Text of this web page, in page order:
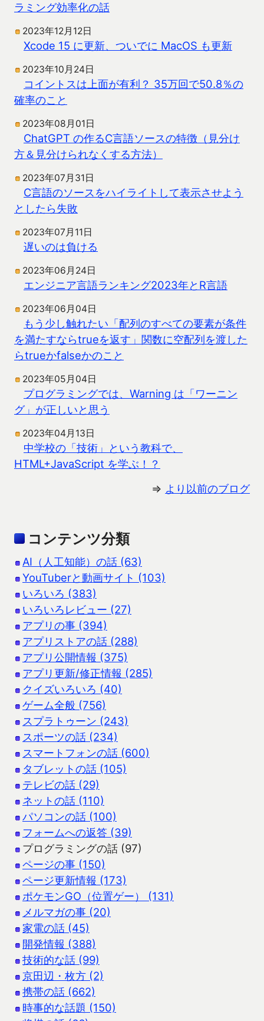
ラミング効率化の話
2023年12月12日
Xcode 15 に更新、ついでに MacOS も更新
2023年10月24日
コイントスは上面が有利？ 35万回で50.8％の
確率のこと
2023年08月01日
ChatGPT の作るC言語ソースの特徴（見分け
方＆見分けられなくする方法）
2023年07月31日
C言語のソースをハイライトして表示させよう
としたら失敗
2023年07月11日
遅いのは負ける
2023年06月24日
エンジニア言語ランキング2023年とR言語
2023年06月04日
もう少し触れたい「配列のすべての要素が条件
を満たすならtrueを返す」関数に空配列を渡した
らtrueかfalseかのこと
2023年05月04日
プログラミングでは、Warning は「ワーニン
グ」が正しいと思う
2023年04月13日
中学校の「技術」という教科で、
HTML+JavaScript を学ぶ！？
⇒ より以前のブログ
コンテンツ分類
AI（人工知能）の話 (63)
YouTuberと動画サイト (103)
いろいろ (383)
いろいろレビュー (27)
アプリの事 (394)
アプリストアの話 (288)
アプリ公開情報 (375)
アプリ更新/修正情報 (285)
クイズいろいろ (40)
ゲーム全般 (756)
スプラトゥーン (243)
スポーツの話 (234)
スマートフォンの話 (600)
タブレットの話 (105)
テレビの話 (29)
ネットの話 (110)
パソコンの話 (100)
フォームへの返答 (39)
プログラミングの話 (97)
ページの事 (150)
ページ更新情報 (173)
ポケモンGO（位置ゲー） (131)
メルマガの事 (20)
家電の話 (45)
開発情報 (388)
技術的な話 (99)
京田辺・枚方 (2)
携帯の話 (662)
時事的な話題 (150)